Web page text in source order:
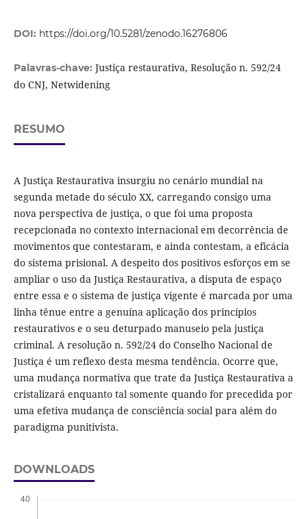
DOI: https://doi.org/10.5281/zenodo.16276806
Palavras-chave: Justiça restaurativa, Resolução n. 592/24
do CNJ, Netwidening
RESUMO
A Justiça Restaurativa insurgiu no cenário mundial na
segunda metade do século XX, carregando consigo uma
nova perspectiva de justiça, o que foi uma proposta
recepcionada no contexto internacional em decorrência de
movimentos que contestaram, e ainda contestam, a eficácia
do sistema prisional. A despeito dos positivos esforços em se
ampliar o uso da Justiça Restaurativa, a disputa de espaço
entre essa e o sistema de justiça vigente é marcada por uma
linha tênue entre a genuína aplicação dos princípios
restaurativos e o seu deturpado manuseio pela justiça
criminal. A resolução n. 592/24 do Conselho Nacional de
Justiça é um reflexo desta mesma tendência. Ocorre que,
uma mudança normativa que trate da Justiça Restaurativa a
cristalizará enquanto tal somente quando for precedida por
uma efetiva mudança de consciência social para além do
paradigma punitivista.
DOWNLOADS